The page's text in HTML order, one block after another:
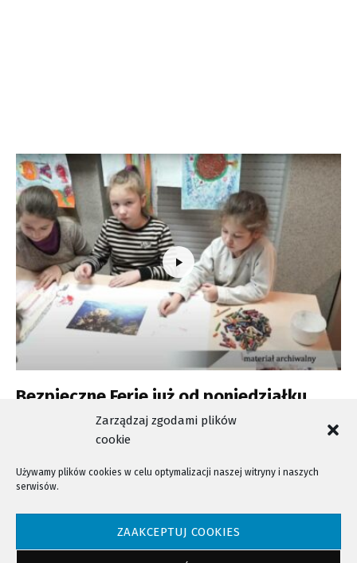
Zarządzaj zgodami plików
cookie
Używamy plików cookies w celu optymalizacji naszej witryny i naszych
serwisów.
ZAAKCEPTUJ COOKIES
Bezpieczne Ferie już od poniedziałku.
Wciąż można się zapisać
NTV - Nasza Telewizja Sądecka © 2023 Wszystkie prawa zastrzeżone!